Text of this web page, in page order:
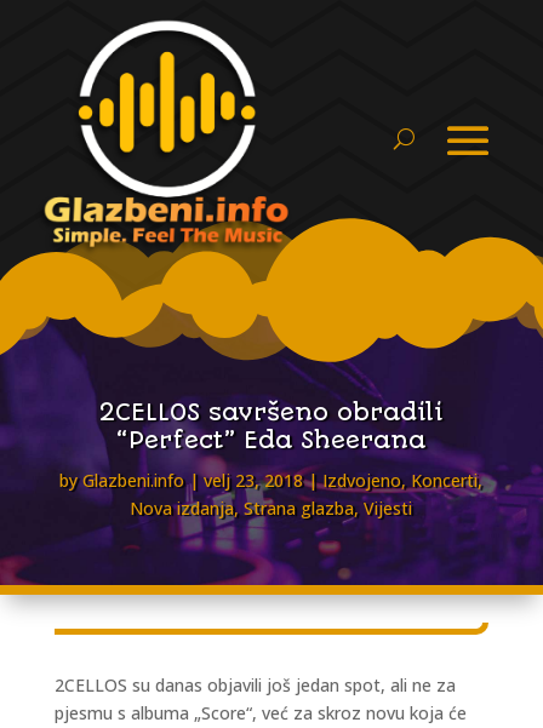
2CELLOS savršeno obradili
“Perfect” Eda Sheerana
byGlazbeni.info velj 23, 2018 Izdvojeno, Koncerti,
Nova izdanja,Strana glazba,Vijesti
2CELLOS su danas objavili još jedan spot, ali ne za
pjesmu s albuma „Score“, već za skroz novu koja će